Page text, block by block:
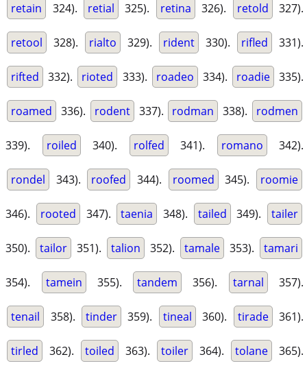
retain 324). retial 325). retina 326). retold 327).
retool 328). rialto 329). rident 330). rifled 331).
rifted 332). rioted 333). roadeo 334). roadie 335).
roamed 336). rodent 337). rodman 338). rodmen
339). roiled 340). rolfed 341). romano 342).
rondel 343). roofed 344). roomed 345). roomie
346). rooted 347). taenia 348). tailed 349). tailer
350). tailor 351). talion 352). tamale 353). tamari
354). tamein 355). tandem 356). tarnal 357).
tenail 358). tinder 359). tineal 360). tirade 361).
tirled 362). toiled 363). toiler 364). tolane 365).